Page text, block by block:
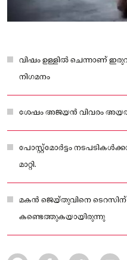
വിഷം ഉള്ളില്‍ ചെന്നാണ്
നിഗമനം
ശേഷം അജയൻ വിവരം
പോസ്റ്റ്മോർട്ടം
മാറ്റി.
മകൻ ജെയ്‌തുവിനെ ടെറസിന്
കണ്ടെത്തുകയായിരുന്നു